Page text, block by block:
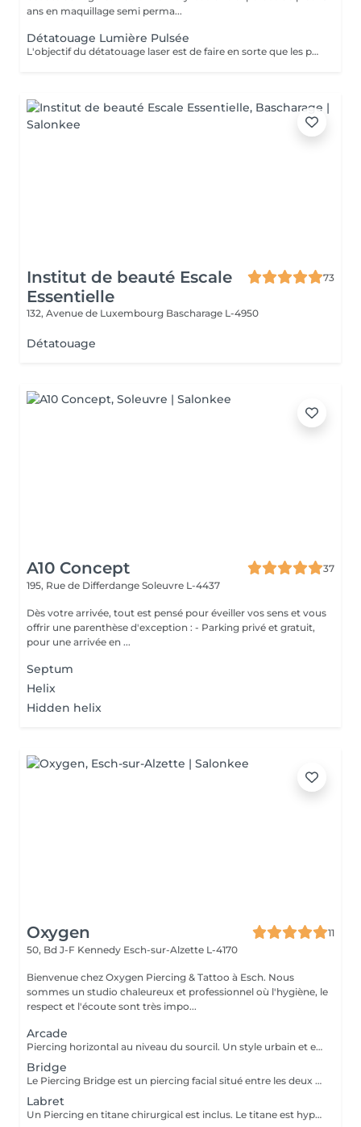
ans en maquillage semi perma...
Détatouage Lumière Pulsée
L'objectif du détatouage laser est de faire en sorte que les particules d'encre soient digérables par l'organisme. Ainsi le faisceau d'énergie du laser vise le pigment et permet de le faire éclater. Il va ensuite être éliminé par les globules blancs. La quantité de séances dépendra du type d'encre, de la peau et de la technique utilisée par le professionnel qui a réalisé votre tatouage des sourcils. seulement un mois apres la première séance la praticienne pourra déterminer le numéro de séances nécessaires, dans. certaines cas une seule séance suffit comme dans certains outres nous pouvons besoin de trois ou plus. Les poils peuvent temporairement devenir blancs "en raison de l'élimination des pigments" explique l'experte. Cette décoloration est courante et temporaire (en quelques jours seulement, les sourcils retrouvent leur couleur d'origine).
Institut de beauté Escale
Essentielle
73
132, Avenue de Luxembourg Bascharage L-4950
Détatouage
A10 Concept
37
195, Rue de Differdange Soleuvre L-4437
Dès votre arrivée, tout est pensé pour éveiller vos sens et vous
offrir une parenthèse d'exception : - Parking privé et gratuit,
pour une arrivée en ...
Septum
Helix
Hidden helix
Oxygen
11
50, Bd J-F Kennedy Esch-sur-Alzette L-4170
Bienvenue chez Oxygen Piercing & Tattoo à Esch. Nous
sommes un studio chaleureux et professionnel où l'hygiène, le
respect et l'écoute sont très impo...
Arcade
Piercing horizontal au niveau du sourcil. Un style urbain et expressif, réalisé avec un bijou courbé en titane. Pose précise adaptée à ta morphologie. Si tu souhaites te faire percer mais que tu as peur des aiguilles ou que tu souffres d'anxiété (stress, blocage), nous te demandons de bien vouloir réserver le service intitulé: <<NOM DU PIERCING (Phobie des aiguilles)>> Ce service ne côute pas plus cher. Il est simplement prévu pour des raisons d'organisation, afin que tout le monde soit à l'aise et bien accueilli(e).
Bridge
Le Piercing Bridge est un piercing facial situé entre les deux yeux à la racine du nez. Un Piercing en titane chirurgical est inclus. Le titane est hypoallergénique, léger et idéal pour les premières phases de cicatrisation. Si tu souhaites te faire percer mais que tu as peur des aiguilles ou que tu souffres d'anxiété (stress, blocage), nous te demandons de bien vouloir réserver le service intitulé: <<NOM DU PIERCING (Phobie des aiguilles)>> Ce service ne côute pas plus cher. Il est simplement prévu pour des raisons d'organisation, afin que tout le monde soit à l'aise et bien accueilli(e).
Labret
Un Piercing en titane chirurgical est inclus. Le titane est hypoallergénique, léger et idéal pour les premières phases de cicatrisation. Si tu souhaite te faire percer mais que tu as peur des aiguilles ou que tu souffres d'anxiété (stress, blocage), nous te demandons de bien vouloir réserver le service intitulé: <<NOM DU PIERCING (Phobie des aiguilles)>> Ce service ne côute pas plus cher. Il est simplement prévu pour des raisons d'organisation, afin que tout le monde soit à l'aise et bien accueilli(e).